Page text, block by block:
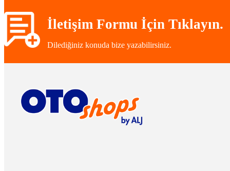
İletişim Formu İçin Tıklayın.
Dilediğiniz konuda bize yazabilirsiniz.